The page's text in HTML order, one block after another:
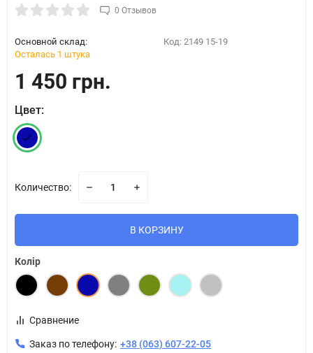
0 Отзывов
Основной склад:
Осталась 1 штука
Код: 2149 15-19
1 450 грн.
Цвет:
Количество:
В КОРЗИНУ
Колір
Сравнение
Заказ по телефону: +38 (063) 607-22-05